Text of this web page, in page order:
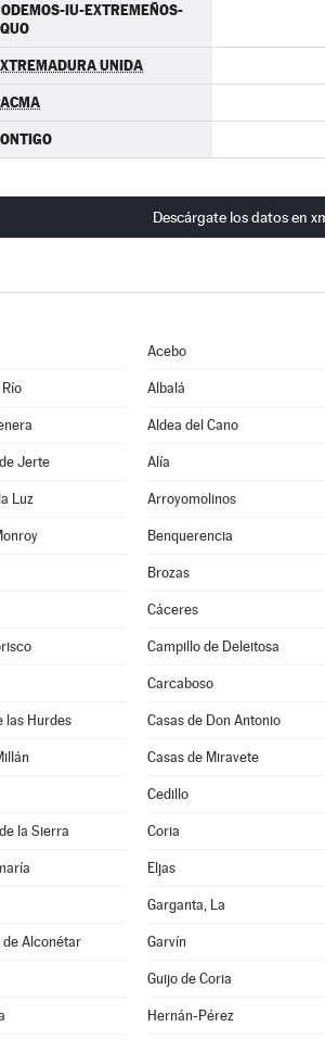
IU-EXTREMEÑOS-
UNIDA
Descárgate los datos en
Acebo
Albalá
Aldea del Cano
Jerte Alía
Luz Arroyomolinos
Benquerencia
Brozas
Cáceres
Campillo de Deleitosa
Carcaboso
las Hurdes Casas de Don Antonio
Casas de Miravete
Cedillo
la Sierra Coria
Eljas
Garganta, La
de Alconétar Garvín
Guijo de Coria
Hernán-Pérez